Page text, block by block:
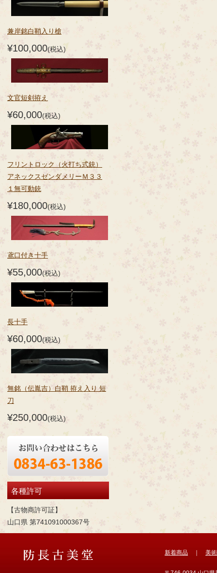
兼岸銘白鞘入り槍
¥100,000(税込)
文官短剣拵え
¥60,000(税込)
フリントロック（火打ち式銃）
アネックスゼンダメリーＭ３３
１無可動銃
¥180,000(税込)
鳶口付き十手
¥55,000(税込)
長十手
¥60,000(税込)
無銘（伝胤吉）白鞘 拵え入り 短
刀
¥250,000(税込)
各種許可
【古物商許可証】
山口県 第741091000367号
新着商品 美